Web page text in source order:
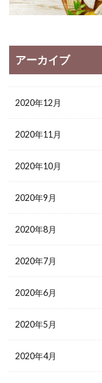
アーカイブ
2020年12月
2020年11月
2020年10月
2020年9月
2020年8月
2020年7月
2020年6月
2020年5月
2020年4月